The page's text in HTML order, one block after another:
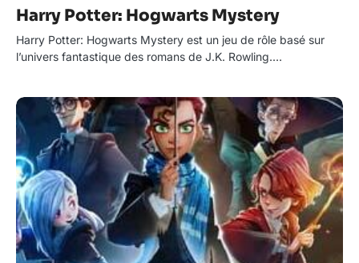
Harry Potter: Hogwarts Mystery
Harry Potter: Hogwarts Mystery est un jeu de rôle basé sur
l’univers fantastique des romans de J.K. Rowling.…